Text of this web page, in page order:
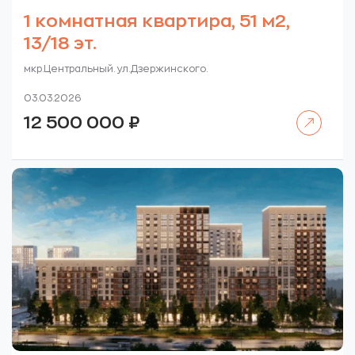
1 комнатная квартира, 51 м2,
13/18 эт.
мкр.Центральный. ул.Дзержинского.
03.03.2026
12 500 000 ₽